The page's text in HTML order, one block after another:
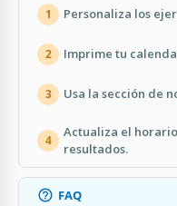
1 Personaliza los
2 Imprime tu
3 Usa la sección de
4
Actualiza el
resultados.
FAQ